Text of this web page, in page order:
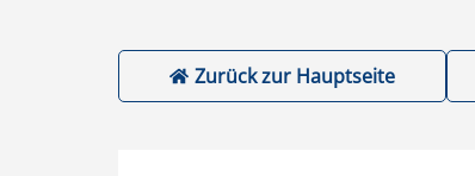
Zurück zur Hauptseite